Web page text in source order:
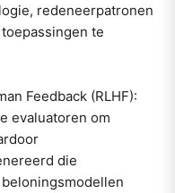
redeneerpatronen
te
Feedback (RLHF):
evaluatoren om
die